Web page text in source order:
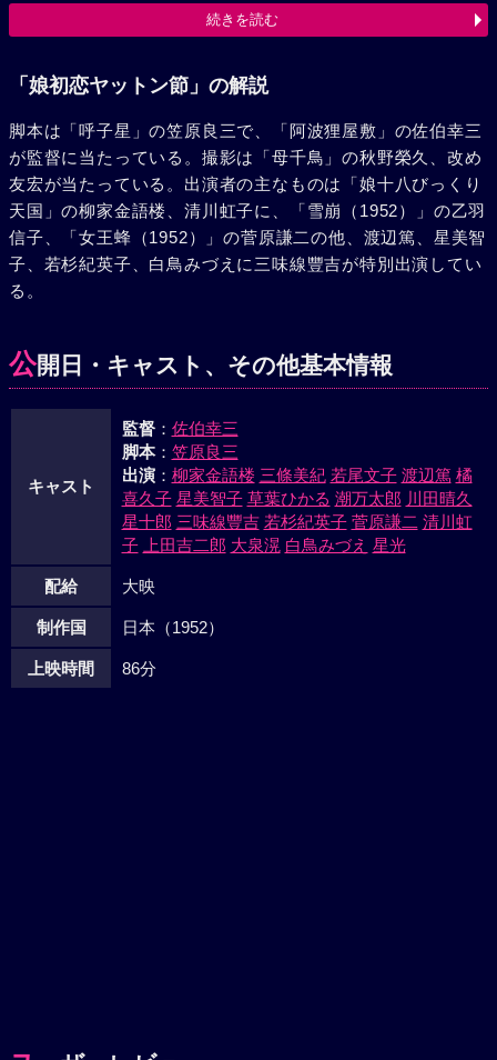
味方となり、めでたく謙一郎、八重子の二人が結ばれること
続きを読む
「娘初恋ヤットン節」の解説
脚本は「呼子星」の笠原良三で、「阿波狸屋敷」の佐伯幸三
が監督に当たっている。撮影は「母千鳥」の秋野榮久、改め
友宏が当たっている。出演者の主なものは「娘十八びっくり
天国」の柳家金語楼、清川虹子に、「雪崩（1952）」の乙羽
信子、「女王蜂（1952）」の菅原謙二の他、渡辺篤、星美智
子、若杉紀英子、白鳥みづえに三味線豐吉が特別出演してい
る。
公開日・キャスト、その他基本情報
キャスト
監督： 佐伯幸三
脚本： 笠原良三
出演： 柳家金語楼 三條美紀 若尾文子 渡辺篤 橘
喜久子 星美智子 草葉ひかる 潮万太郎 川田晴久
星十郎 三味線豐吉 若杉紀英子 菅原謙二 清川虹
子
上田吉二郎 大泉滉 白鳥みづえ 星光
配給 大映
制作国 日本（1952）
上映時間 86分